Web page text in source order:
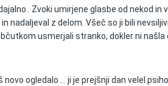
. Zvoki umirjene glasbe od nekod
nadaljeval z delom. Všeč so ji bili
usmerjali stranko, dokler ni našla
novo ogledalo … ji je prejšnji dan velel